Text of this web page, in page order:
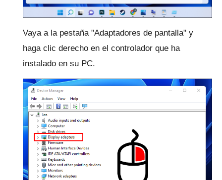
Vaya a la pestaña "Adaptadores de pantalla" y
haga clic derecho en el controlador que ha
instalado en su PC.